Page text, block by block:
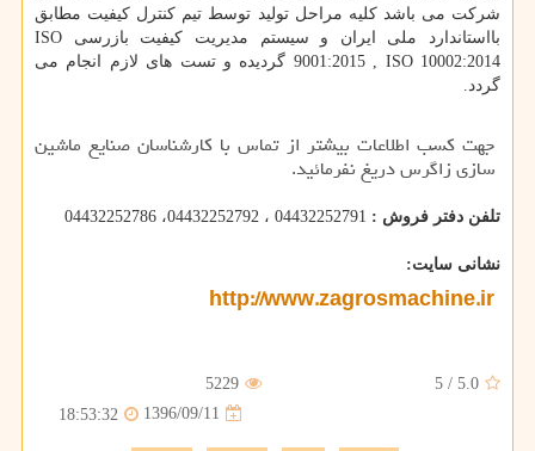
شرکت می باشد کلیه مراحل تولید توسط تیم کنترل کیفیت مطابق
بااستاندارد ملی ایران و سیستم مدیریت کیفیت بازرسی ISO
9001:2015 , ISO 10002:2014 گردیده و تست های لازم انجام می
گردد.
جهت کسب اطلاعات بیشتر از تماس با کارشناسان صنایع ماشین
سازی زاگرس دریغ نفرمائید.
تلفن دفتر فروش :
نشانی سایت:
http://www.zagrosmachine.ir
5.0
/
5
5229
1396/09/11
18:53:32